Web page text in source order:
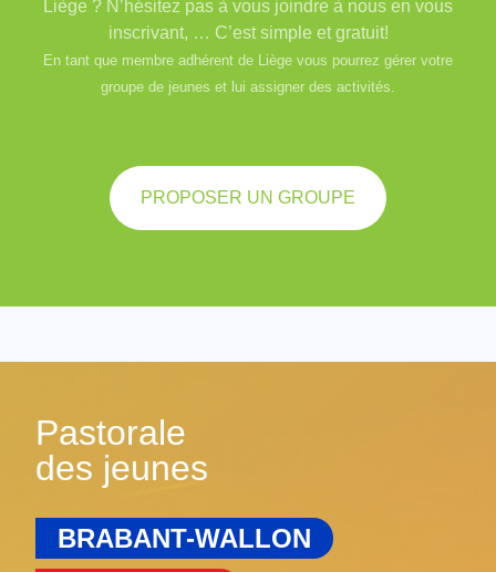
Liège ? N’hésitez pas à vous joindre à nous en vous
inscrivant, … C’est simple et gratuit!
En tant que membre adhérent de Liège vous pourrez gérer votre
groupe de jeunes et lui assigner des activités.
PROPOSER UN GROUPE
Pastorale
des jeunes
BRABANT-WALLON